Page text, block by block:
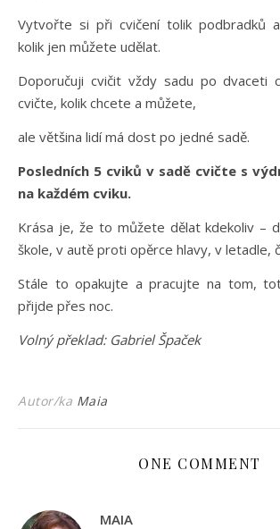
Vytvořte si při cvičení tolik podbradků
kolik jen můžete udělat.
Doporučuji cvičit vždy sadu po dvaceti
cvičte, kolik chcete a můžete,
ale většina lidí má dost po jedné sadě.
Posledních 5 cviků v sadě cvičte s
na každém cviku.
Krása je, že to můžete dělat kdekoliv –
škole, v autě proti opěrce hlavy, v letadle,
Stále to opakujte a pracujte na tom,
přijde přes noc.
Volný překlad: Gabriel Špaček
Autor/ka Maia
ONE COMMENT
MAIA